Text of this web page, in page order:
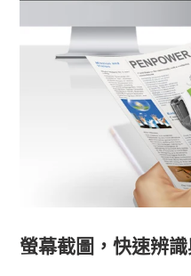
螢幕截圖，快速辨